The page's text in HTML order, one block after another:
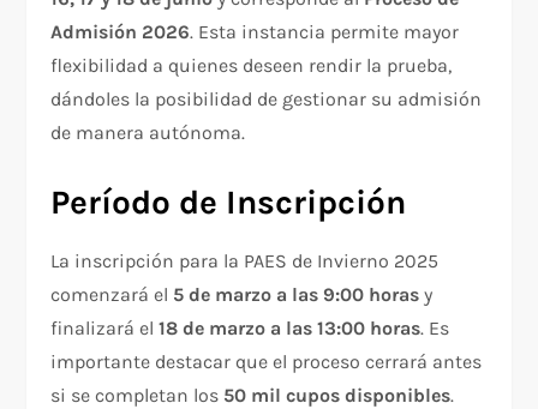
Admisión 2026. Esta instancia permite mayor
flexibilidad a quienes deseen rendir la prueba,
dándoles la posibilidad de gestionar su admisión
de manera autónoma.
Período de Inscripción
La inscripción para la PAES de Invierno 2025
comenzará el 5 de marzo a las 9:00 horas y
finalizará el18 de marzo a las 13:00 horas. Es
importante destacar que el proceso cerrará antes
si se completan los 50 mil cupos disponibles.